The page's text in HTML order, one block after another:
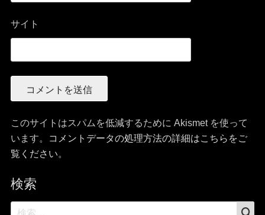
サイト
このサイトはスパムを低減するために Akismet を使って
います。
コメントデータの処理方法の詳細はこちらをご
覧ください。
検索
検